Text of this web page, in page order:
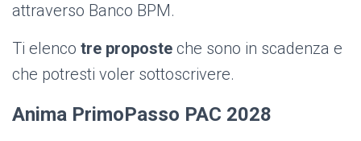
attraverso Banco BPM.
Ti elenco tre proposte che sono in scadenza e
che potresti voler sottoscrivere.
Anima PrimoPasso PAC 2028